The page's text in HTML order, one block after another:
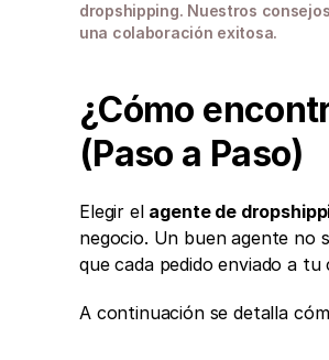
dropshipping. Nuestros
una colaboración exitosa.
¿Cómo
(Paso a Paso)
Elegir el agente de
negocio. Un buen agente
que cada pedido enviado a
A continuación se detalla